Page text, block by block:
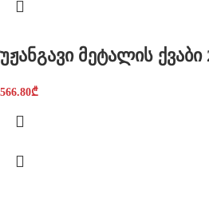
უჟანგავი მეტალის
566.80₾